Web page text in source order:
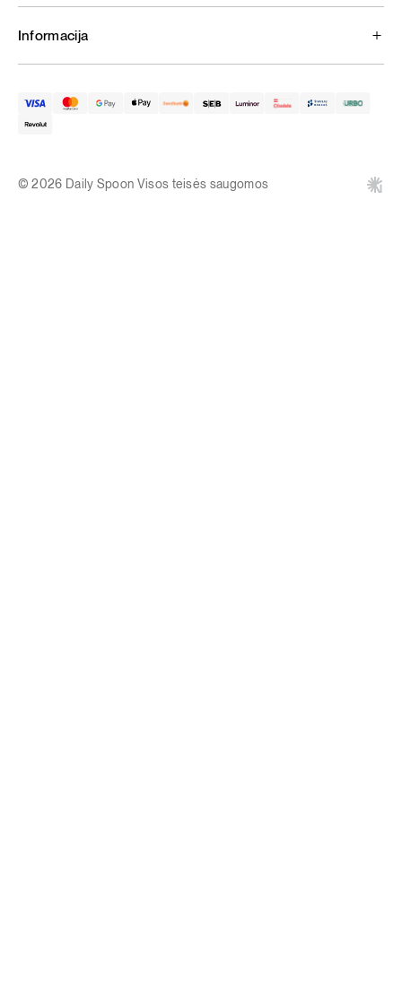
Informacija
© 2026 Daily Spoon Visos teisės saugomos